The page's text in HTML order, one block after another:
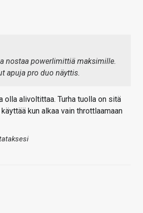
nostaa powerlimittiä maksimille.
apuja pro duo näyttis.
olla alivoltittaa. Turha tuolla on sitä
kun alkaa vain throttlaamaan